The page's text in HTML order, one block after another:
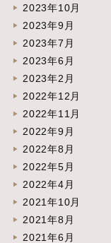
2023年10月
2023年9月
2023年7月
2023年6月
2023年2月
2022年12月
2022年11月
2022年9月
2022年8月
2022年5月
2022年4月
2021年10月
2021年8月
2021年6月